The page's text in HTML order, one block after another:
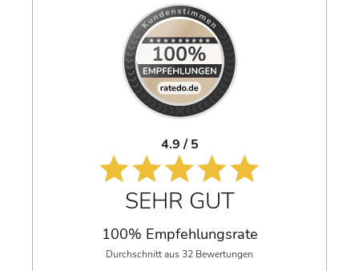
4.9 / 5
SEHR GUT
100% Empfehlungsrate
Durchschnitt aus 32 Bewertungen